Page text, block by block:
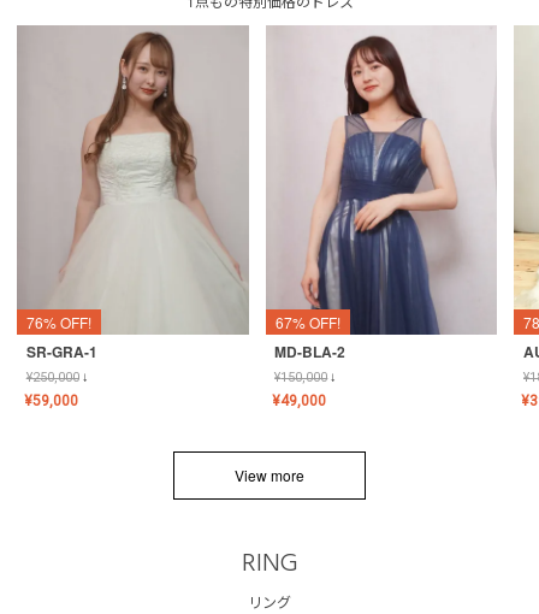
76% OFF!
SR-GRA-1
¥250,000↓
¥59,000
67% OFF!
MD-BLA-2
¥150,000↓
¥49,000
¥
¥
View more
RING
リング